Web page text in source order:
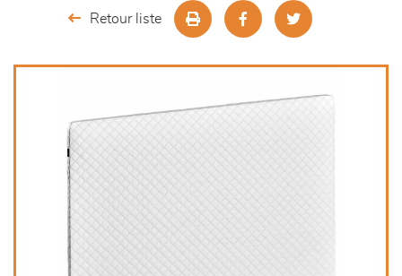
meubles de complément
décoration
Retour liste